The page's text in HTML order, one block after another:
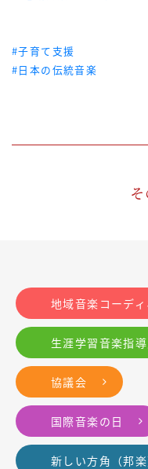
#子育て支援
#日本の伝統音楽
地域音楽コーデ
生涯学習音楽指導
協議会
国際音楽の日
新しい方角（邦楽